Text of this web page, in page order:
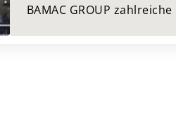
BAMAC GROUP